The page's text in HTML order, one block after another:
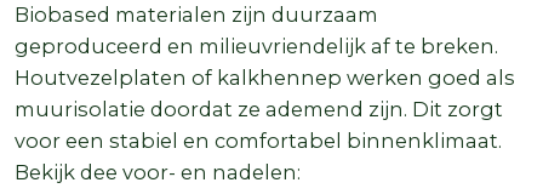
Biobased materialen zijn duurzaam
geproduceerd en milieuvriendelijk af te breken.
Houtvezelplaten of kalkhennep werken goed als
muurisolatie doordat ze ademend zijn. Dit zorgt
voor een stabiel en comfortabel binnenklimaat.
Bekijk dee voor- en nadelen: